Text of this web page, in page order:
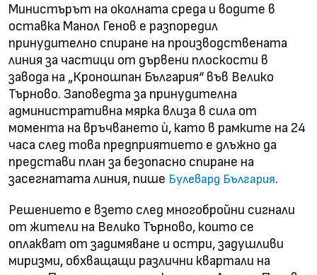
Министърът на околната среда и водите в
оставка Манол Генов е разпоредил
принудително спиране на производствената
линия за частици от дървени плоскости в
завода на „Кроношпан България“ във Велико
Търново. Заповедта за принудителна
административна мярка влиза в сила от
момента на връчването ѝ, като в рамките на 24
часа след това предприятието е длъжно да
представи план за безопасно спиране на
засегнатата линия, пише Булевард България.
Решението е взето след многобройни сигнали
от жители на Велико Търново, които се
оплакват от задимяване и остри, задушливи
миризми, обхващащи различни квартали на